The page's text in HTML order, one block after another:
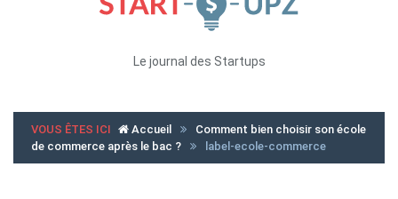
Le journal des Startups
VOUS ÊTES ICI Accueil
Comment bien choisir son école
de commerce après le bac ?
label-ecole-commerce